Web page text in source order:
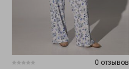
0 отзывов